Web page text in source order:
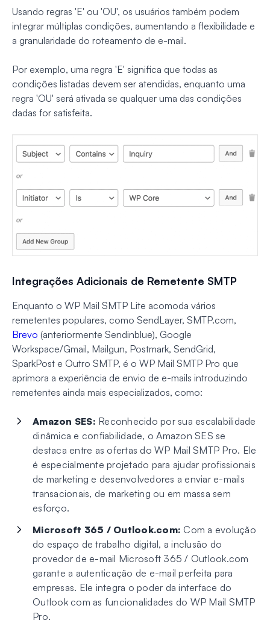
Usando regras 'E' ou 'OU', os usuários também podem
integrar múltiplas condições, aumentando a flexibilidade e
a granularidade do roteamento de e-mail.
Por exemplo, uma regra 'E' significa que todas as
condições listadas devem ser atendidas, enquanto uma
regra 'OU' será ativada se qualquer uma das condições
dadas for satisfeita.
Integrações Adicionais de Remetente SMTP
Enquanto o WP Mail SMTP Lite acomoda vários
remetentes populares, como SendLayer, SMTP.com,
Brevo (anteriormente Sendinblue), Google
Workspace/Gmail, Mailgun, Postmark, SendGrid,
SparkPost e Outro SMTP, é o WP Mail SMTP Pro que
aprimora a experiência de envio de e-mails introduzindo
remetentes ainda mais especializados, como:
Amazon SES: Reconhecido por sua escalabilidade
dinâmica e confiabilidade, o Amazon SES se
destaca entre as ofertas do WP Mail SMTP Pro. Ele
é especialmente projetado para ajudar profissionais
de marketing e desenvolvedores a enviar e-mails
transacionais, de marketing ou em massa sem
esforço.
Microsoft 365 / Outlook.com: Com a evolução
do espaço de trabalho digital, a inclusão do
provedor de e-mail Microsoft 365 / Outlook.com
garante a autenticação de e-mail perfeita para
empresas. Ele integra o poder da interface do
Outlook com as funcionalidades do WP Mail SMTP
Pro.